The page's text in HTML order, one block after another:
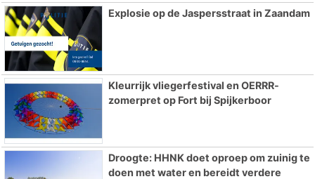
Explosie op de Jaspersstraat in Zaandam
Kleurrijk vliegerfestival en OERRR-
zomerpret op Fort bij Spijkerboor
Droogte: HHNK doet oproep om zuinig te
doen met water en bereidt verdere